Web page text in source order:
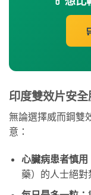
印度雙效片安
無論選擇威而鋼雙
意：
心臟病患者慎用
藥）的人士絕對